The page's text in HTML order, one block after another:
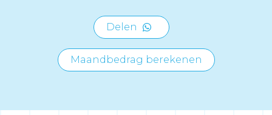
Delen
Maandbedrag berekenen